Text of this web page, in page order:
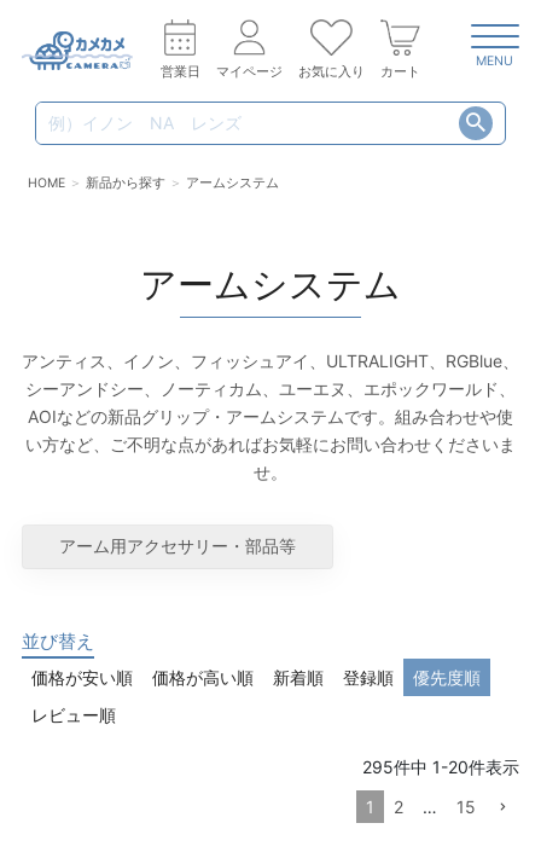
営業日 マイページ お気に入り カート
MENU
HOME 新品から探す アームシステム
アームシステム
アンティス、イノン、フィッシュアイ、ULTRALIGHT、RGBlue、
シーアンドシー、ノーティカム、ユーエヌ、エポックワールド、
AOIなどの新品グリップ・アームシステムです。組み合わせや使
い方など、ご不明な点があればお気軽にお問い合わせくださいま
せ。
アーム用アクセサリー・部品等
並び替え
価格が安い順 価格が高い順 新着順 登録順
優先度順
レビュー順
295件中 1-20件表示
1
2 … 15